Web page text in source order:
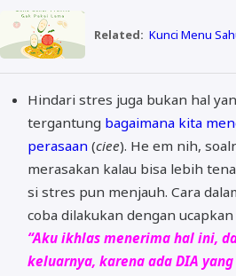
Related: Kunci Menu
Hindari stres juga bukan hal
tergantung bagaimana kita
perasaan(ciee). He em nih,
merasakan kalau bisa lebih
si stres pun menjauh. Cara
coba dilakukan dengan
“Aku ikhlas menerima hal ini,
keluarnya, karena ada DIA